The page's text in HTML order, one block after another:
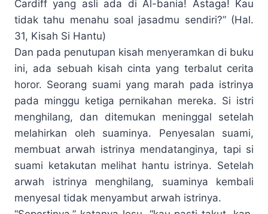
Cardiff yang asli ada di Al-bania! Astaga! Kau
tidak tahu menahu soal jasadmu sendiri?” (Hal.
31, Kisah Si Hantu)
Dan pada penutupan kisah menyeramkan di buku
ini, ada sebuah kisah cinta yang terbalut cerita
horor. Seorang suami yang marah pada istrinya
pada minggu ketiga pernikahan mereka. Si istri
menghilang, dan ditemukan meninggal setelah
melahirkan oleh suaminya. Penyesalan suami,
membuat arwah istrinya mendatanginya, tapi si
suami ketakutan melihat hantu istrinya. Setelah
arwah istrinya menghilang, suaminya kembali
menyesal tidak menyambut arwah istrinya.